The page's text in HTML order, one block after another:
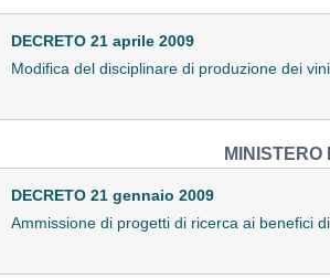
DECRETO 21 aprile 2009
Modifica del disciplinare di produzione dei
DECRETO 21 gennaio 2009
Ammissione di progetti di ricerca ai benefici